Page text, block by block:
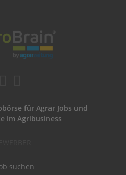
für Agrar Jobs und
im Agribusiness
suchen